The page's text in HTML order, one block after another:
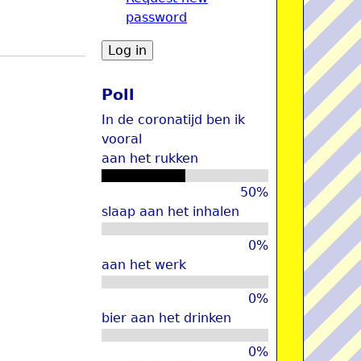
password
Poll
In de coronatijd ben ik
vooral
aan het rukken
50%
slaap aan het inhalen
0%
aan het werk
0%
bier aan het drinken
0%